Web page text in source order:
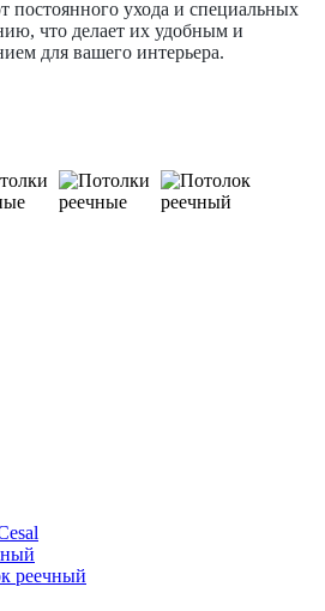
постоянного ухода и специальных
что делает их удобным и
для вашего интерьера.
реечный